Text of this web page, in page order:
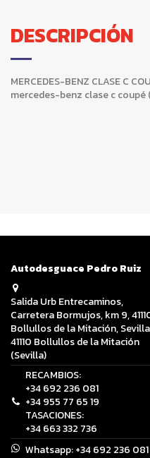
DESCRIPCIÓN
MERCEDES-BENZ CLASE C
mercedes-benz clase c
Autodesguace Pedro Ruiz
Salida Urb Entrecaminos,
Carretera Bormujos, km 9,
Bollullos de la Mitación, Sevilla
41110 Bollullos de la Mitación
(Sevilla)
RECAMBIOS:
+34 692 236 081
+34 955 77 65 19
TASACIONES:
+34 663 332 736
Whatsapp:+34 692 236 081